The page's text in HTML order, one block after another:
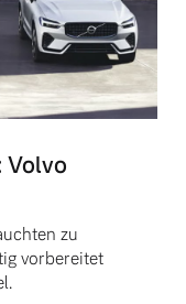
Volvo
zu
vorbereitet